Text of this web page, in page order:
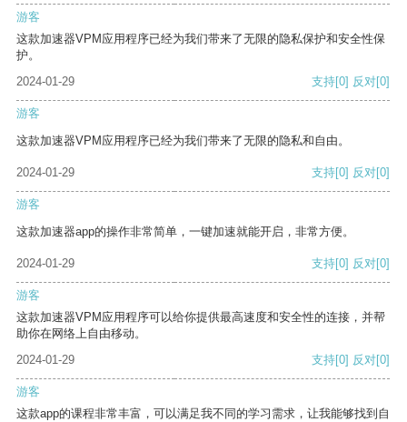
游客
这款加速器VPM应用程序已经为我们带来了无限的隐私保护和安全性保
护。
2024-01-29
支持[0] 反对[0]
游客
这款加速器VPM应用程序已经为我们带来了无限的隐私和自由。
2024-01-29 支持[0] 反对[0]
游客
这款加速器app的操作非常简单，一键加速就能开启，非常方便。
2024-01-29 支持[0] 反对[0]
游客
这款加速器VPM应用程序可以给你提供最高速度和安全性的连接，并帮
助你在网络上自由移动。
2024-01-29
支持[0] 反对[0]
游客
这款app的课程非常丰富，可以满足我不同的学习需求，让我能够找到自